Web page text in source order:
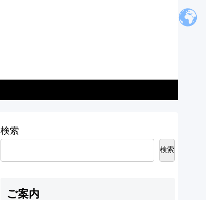
検索
検索
ご案内